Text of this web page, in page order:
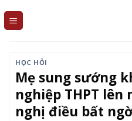
HỌC HỎI
Mẹ sung sướng
nghiệp THPT lên
nghị điều bất